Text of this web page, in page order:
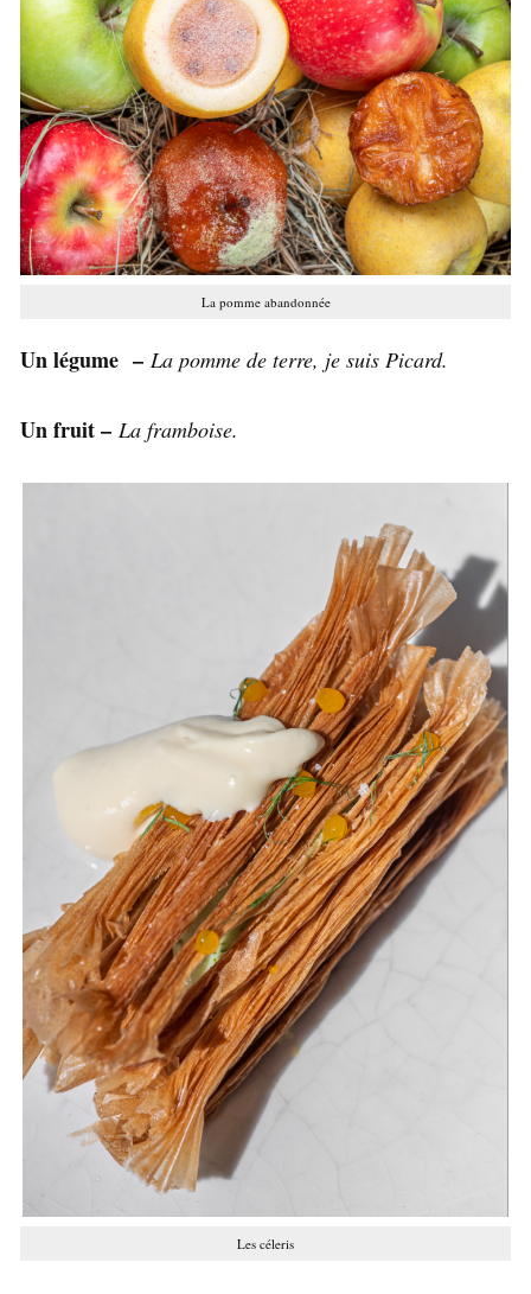
La pomme abandonnée
Un légume – La pomme de terre, je suis Picard.
Un fruit – La framboise.
Les céleris